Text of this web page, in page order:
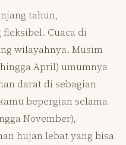
tahun,
Cuaca di
wilayahnya. Musim
April) umumnya
darat di sebagian
bepergian selama
November),
hujan lebat yang bisa